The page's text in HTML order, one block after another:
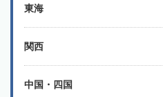
東海
関西
中国・四国